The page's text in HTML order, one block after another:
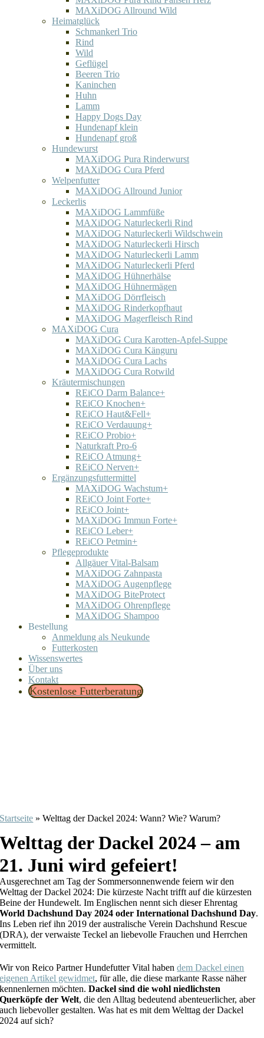
MAXiDOG Allround Wild
Heimatglück
Schmankerl Trio
Rind
Wild
Geflügel
Beeren Trio
Kaninchen
Huhn
Lamm
Happy Dogs Day
Hundenapf klein
Hundenapf groß
Hundewurst
MAXiDOG Pura Rinderwurst
MAXiDOG Cura Pferd
Welpenfutter
MAXiDOG Allround Junior
Leckerlis
MAXiDOG Lammfüße
MAXiDOG Naturleckerli Rind
MAXiDOG Naturleckerli Wildschwein
MAXiDOG Naturleckerli Hirsch
MAXiDOG Naturleckerli Lamm
MAXiDOG Naturleckerli Pferd
MAXiDOG Hühnerhälse
MAXiDOG Hühnermägen
MAXiDOG Dörrfleisch
MAXiDOG Rinderkopfhaut
MAXiDOG Magerfleisch Rind
MAXiDOG Cura
MAXiDOG Cura Karotten-Apfel-Suppe
MAXiDOG Cura Känguru
MAXiDOG Cura Lachs
MAXiDOG Cura Rotwild
Kräutermischungen
REiCO Darm Balance+
REiCO Knochen+
REiCO Haut&Fell+
REiCO Verdauung+
REiCO Probio+
Naturkraft Pro-6
REiCO Atmung+
REiCO Nerven+
Ergänzungsfuttermittel
MAXiDOG Wachstum+
REiCO Joint Forte+
REiCO Joint+
MAXiDOG Immun Forte+
REiCO Leber+
REiCO Petmin+
Pflegeprodukte
Allgäuer Vital-Balsam
MAXiDOG Zahnpasta
MAXiDOG Augenpflege
MAXiDOG BiteProtect
MAXiDOG Ohrenpflege
MAXiDOG Shampoo
Bestellung
Anmeldung als Neukunde
Futterkosten
Wissenswertes
Über uns
Kontakt
Kostenlose Futterberatung
Startseite »Welttag der Dackel 2024: Wann? Wie? Warum?
Welttag der Dackel 2024 – am
21. Juni wird gefeiert!
Ausgerechnet am Tag der Sommersonnenwende feiern wir den
Welttag der Dackel 2024: Die kürzeste Nacht trifft auf die kürzesten
Beine der Hundewelt. Im Englischen nennt sich dieser Ehrentag
World Dachshund Day 2024 oder International Dachshund Day.
Ins Leben rief ihn 2019 der australische Verein Dachshund Rescue
(DRA), der verwaiste Teckel an liebevolle Frauchen und Herrchen
vermittelt.
Wir von Reico Partner Hundefutter Vital habendem Dackel einen
eigenen Artikel gewidmet, für alle, die diese markante Rasse näher
kennenlernen möchten.Dackel sind die wohl niedlichsten
Querköpfe der Welt, die den Alltag bedeutend abenteuerlicher, aber
auch liebevoller gestalten. Was hat es mit dem Welttag der Dackel
2024 auf sich?